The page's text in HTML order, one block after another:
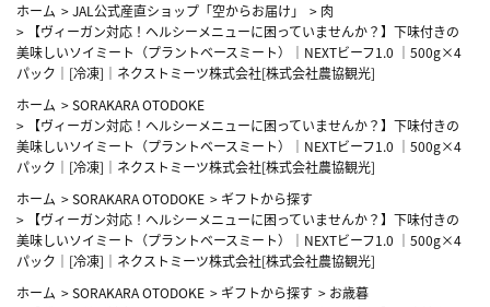
ホーム >JAL公式産直ショップ「空からお届け」 > 肉
>
【ヴィーガン対応！ヘルシーメニューに困っていませんか？】下味付きの
美味しいソイミート（プラントベースミート）｜NEXTビーフ1.0 ｜500g×4
パック｜[冷凍]｜ネクストミーツ株式会社[株式会社農協観光]
ホーム >SORAKARA OTODOKE
>
【ヴィーガン対応！ヘルシーメニューに困っていませんか？】下味付きの
美味しいソイミート（プラントベースミート）｜NEXTビーフ1.0 ｜500g×4
パック｜[冷凍]｜ネクストミーツ株式会社[株式会社農協観光]
ホーム >SORAKARA OTODOKE > ギフトから探す
>
【ヴィーガン対応！ヘルシーメニューに困っていませんか？】下味付きの
美味しいソイミート（プラントベースミート）｜NEXTビーフ1.0 ｜500g×4
パック｜[冷凍]｜ネクストミーツ株式会社[株式会社農協観光]
ホーム >SORAKARA OTODOKE > ギフトから探す > お歳暮